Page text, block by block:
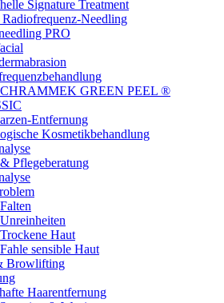
Signature Treatment
Radiofrequenz-Needling
PRO
GREEN PEEL ®
Entfernung
Kosmetikbehandlung
Pflegeberatung
Falten
Unreinheiten
Trockene Haut
Fahle sensible Haut
Browlifting
Haarentfernung